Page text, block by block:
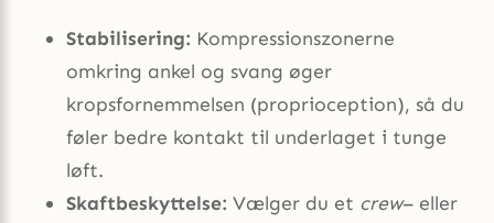
Stabilisering: Kompressionszonerne
omkring ankel og svang øger
kropsfornemmelsen (proprioception), så du
føler bedre kontakt til underlaget i tunge
løft.
Skaftbeskyttelse: Vælger du et crew– eller